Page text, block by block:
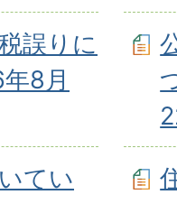
誤りに
8月
てい